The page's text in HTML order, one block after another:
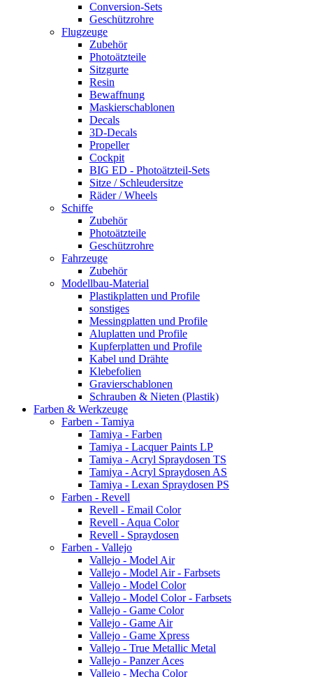
Conversion-Sets
Geschützrohre
Flugzeuge
Zubehör
Photoätzteile
Sitzgurte
Resin
Bewaffnung
Maskierschablonen
Decals
3D-Decals
Propeller
Cockpit
BIG ED - Photoätzteil-Sets
Sitze / Schleudersitze
Räder / Wheels
Schiffe
Zubehör
Photoätzteile
Geschützrohre
Fahrzeuge
Zubehör
Modellbau-Material
Plastikplatten und Profile
sonstiges
Messingplatten und Profile
Aluplatten und Profile
Kupferplatten und Profile
Kabel und Drähte
Klebefolien
Gravierschablonen
Schrauben & Nieten (Plastik)
Farben & Werkzeuge
Farben - Tamiya
Tamiya - Farben
Tamiya - Lacquer Paints LP
Tamiya - Acryl Spraydosen TS
Tamiya - Acryl Spraydosen AS
Tamiya - Lexan Spraydosen PS
Farben - Revell
Revell - Email Color
Revell - Aqua Color
Revell - Spraydosen
Farben - Vallejo
Vallejo - Model Air
Vallejo - Model Air - Farbsets
Vallejo - Model Color
Vallejo - Model Color - Farbsets
Vallejo - Game Color
Vallejo - Game Air
Vallejo - Game Xpress
Vallejo - True Metallic Metal
Vallejo - Panzer Aces
Vallejo - Mecha Color